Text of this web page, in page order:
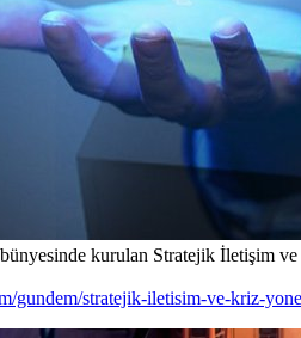
kurulan Stratejik İletişim
gundem/stratejik-iletisim-ve-kriz-